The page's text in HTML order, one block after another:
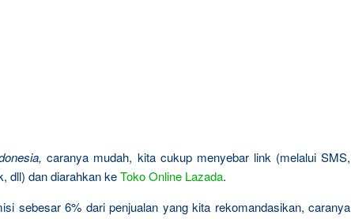
caranya mudah, kita cukup menyebar link (melalui SMS,
dll) dan diarahkan keToko Online Lazada.
sebesar 6% dari penjualan yang kita rekomandasikan, caranya